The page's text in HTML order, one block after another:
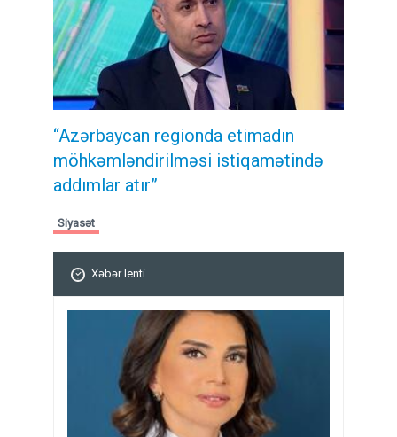
“Azərbaycan regionda etimadın
möhkəmləndirilməsi istiqamətində
addımlar atır”
Siyasət
Xəbər lenti